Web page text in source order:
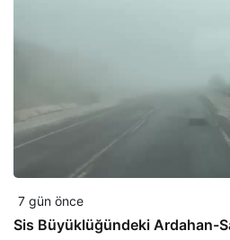
7 gün önce
Sis Büyüklüğündeki Ardahan-